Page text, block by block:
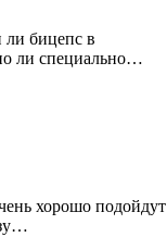
ли бицепс в
ли специально…
хорошо подойдут